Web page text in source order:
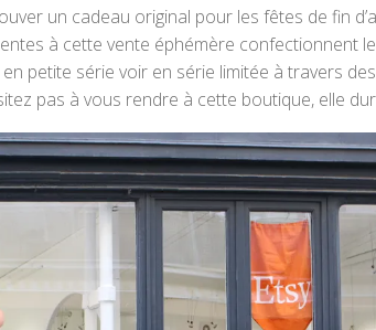
un cadeau original pour les fêtes de fin
à cette vente éphémère confectionnent
petite série voir en série limitée à travers
pas à vous rendre à cette boutique, elle